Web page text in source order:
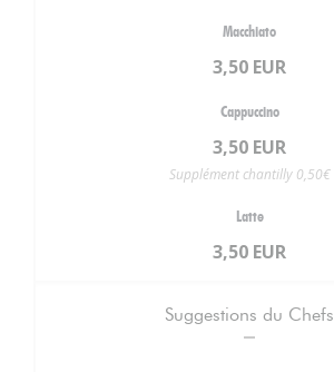
Macchiato
3,50 EUR
Cappuccino
3,50 EUR
Supplément chantilly 0,50€
Latte
3,50 EUR
Suggestions du Chefs